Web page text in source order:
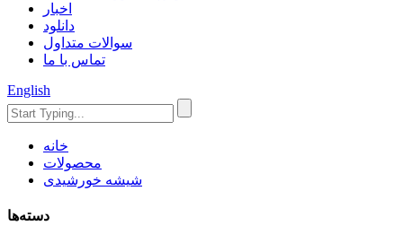
اخبار
دانلود
سوالات متداول
تماس با ما
English
خانه
محصولات
شیشه خورشیدی
دسته‌ها